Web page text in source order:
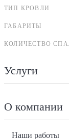
ТИП КРОВЛИ
ГАБАРИТЫ
КОЛИЧЕСТВО
Услуги
О компании
Наши работы